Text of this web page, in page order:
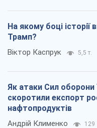
На якому боці
Трамп?
Віктор Каспрук 5,5 т.
Як атаки Сил оборони
скоротили експорт
нафтопродуктів
Андрій Клименко 129